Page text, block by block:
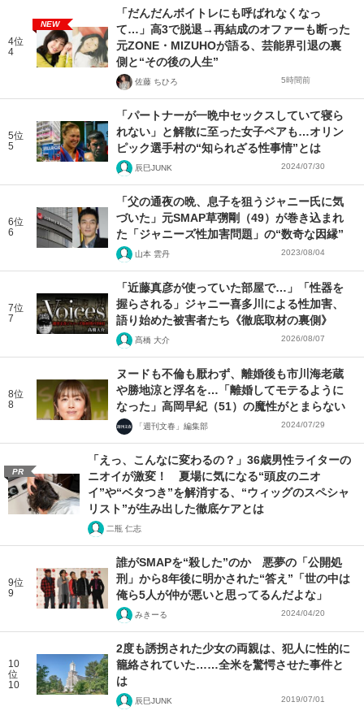
4位
4
NEW
「だんだんボイトレにも呼ばれなくなっ
て…」高3で脱退→再結成のオファーも断った
元ZONE・MIZUHOが語る、芸能界引退の裏
側と“その後の人生”
佐藤 ちひろ 5時間前
5位
5
「パートナーが一晩中セックスしていて寝ら
れない」と解散に至った女子ペアも…オリン
ピック選手村の“知られざる性事情”とは
辰巳JUNK 2024/07/30
6位
6
「父の通夜の晩、息子を狙うジャニー氏に気
づいた」元SMAP草彅剛（49）が巻き込まれ
た「ジャニーズ性加害問題」の“数奇な因縁”
山本 雲丹 2023/08/04
7位
7
「近藤真彦が使っていた部屋で…」「性器を
握らされる」ジャニー喜多川による性加害、
語り始めた被害者たち《徹底取材の裏側》
髙橋 大介 2026/08/07
8位
8
ヌードも不倫も厭わず、離婚後も市川海老蔵
や勝地涼と浮名を…「離婚してモテるように
なった」高岡早紀（51）の魔性がとまらない
「週刊文春」編集部 2024/07/29
PR
「えっ、こんなに変わるの？」36歳男性ライターの
ニオイが激変！ 夏場に気になる“頭皮のニオ
イ”や“ベタつき”を解消する、“ウィッグのスペシャ
リスト”が生み出した徹底ケアとは
二瓶 仁志
9位
9
誰がSMAPを“殺した”のか 悪夢の「公開処
刑」から8年後に明かされた“答え”「世の中は
俺ら5人が仲が悪いと思ってるんだよな」
みきーる 2024/04/20
10
位
10
2度も誘拐された少女の両親は、犯人に性的に
籠絡されていた……全米を驚愕させた事件と
は
辰巳JUNK 2019/07/01